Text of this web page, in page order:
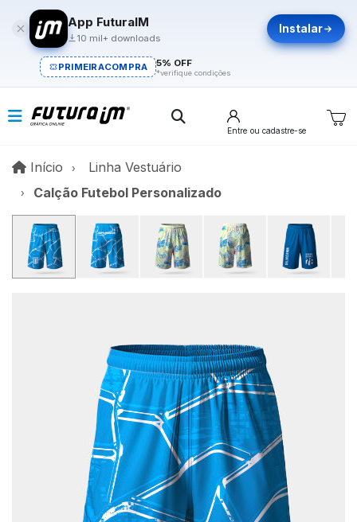
App FuturaIM
10 mil+ downloads
Instalar
PRIMEIRACOMPRA 5% OFF
*verifique condições
Entre ou cadastre-se
Início InícioLinha Vestuário
Calção Futebol Personalizado